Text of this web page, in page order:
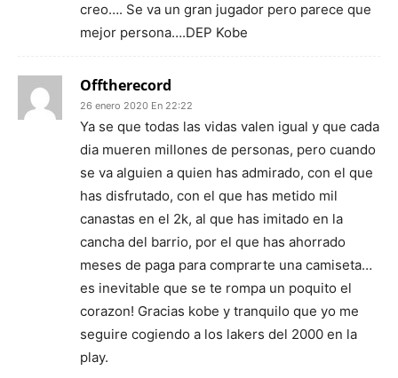
creo…. Se va un gran jugador pero parece que
mejor persona….DEP Kobe
Offtherecord
26 enero 2020 En 22:22
Ya se que todas las vidas valen igual y que cada
dia mueren millones de personas, pero cuando
se va alguien a quien has admirado, con el que
has disfrutado, con el que has metido mil
canastas en el 2k, al que has imitado en la
cancha del barrio, por el que has ahorrado
meses de paga para comprarte una camiseta…
es inevitable que se te rompa un poquito el
corazon! Gracias kobe y tranquilo que yo me
seguire cogiendo a los lakers del 2000 en la
play.